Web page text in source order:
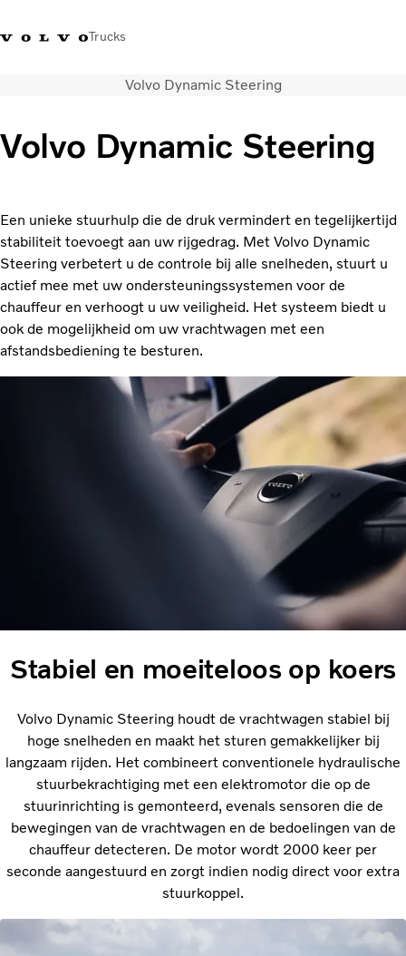
Trucks
MerchandiseInloggenNederland
Transportoplossingen
Truck Builder
Services
Dealer locator
Nieuws
Over ons
Volvo Dynamic Steering
Volvo Dynamic Steering
Een unieke stuurhulp die de druk vermindert en tegelijkertijd
stabiliteit toevoegt aan uw rijgedrag. Met Volvo Dynamic
Steering verbetert u de controle bij alle snelheden, stuurt u
actief mee met uw ondersteuningssystemen voor de
chauffeur en verhoogt u uw veiligheid. Het systeem biedt u
ook de mogelijkheid om uw vrachtwagen met een
afstandsbediening te besturen.
Stabiel en moeiteloos op koers
Volvo Dynamic Steering houdt de vrachtwagen stabiel bij
hoge snelheden en maakt het sturen gemakkelijker bij
langzaam rijden. Het combineert conventionele hydraulische
stuurbekrachtiging met een elektromotor die op de
stuurinrichting is gemonteerd, evenals sensoren die de
bewegingen van de vrachtwagen en de bedoelingen van de
chauffeur detecteren. De motor wordt 2000 keer per
seconde aangestuurd en zorgt indien nodig direct voor extra
stuurkoppel.